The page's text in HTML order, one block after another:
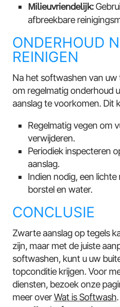
Milieuvriendelijk:
afbreekbare
ONDERHOUD
REINIGEN
Na het softwashen van uw
om regelmatig onderhoud
aanslag te voorkomen. Dit
Regelmatig vegen om
verwijderen.
Periodiek inspecteren
aanslag.
Indien nodig, een
borstel en water.
CONCLUSIE
Zwarte aanslag op tegels
zijn, maar met de juiste
softwashen, kunt u uw
topconditie krijgen. Voor
diensten, bezoek onze
meer overWat is Softwash